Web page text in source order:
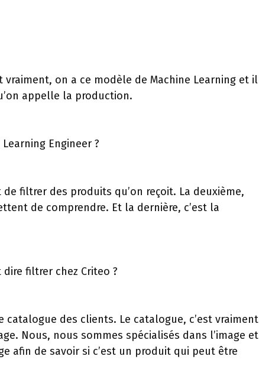
on a ce modèle de Machine Learning et il
appelle la production.
Engineer ?
filtrer des produits qu’on reçoit. La deuxième,
de comprendre. Et la dernière, c’est la
filtrer chez Criteo ?
des clients. Le catalogue, c’est vraiment
Nous, nous sommes spécialisés dans l’image et
afin de savoir si c’est un produit qui peut être